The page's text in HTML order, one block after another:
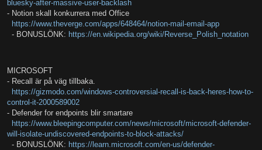
bluesky-after-massive-user-backlash
- Notion skall konkurrera med Office
https://www.theverge.com/apps/648464/notion-mail-email-app
- BONUSLÖNK: https://en.wikipedia.org/wiki/Reverse_Polish_notation
MICROSOFT
- Recall är på väg tillbaka.
https://gizmodo.com/windows-controversial-recall-is-back-heres-how-to-
control-it-2000589002
- Defender for endpoints blir smartare
https://www.bleepingcomputer.com/news/microsoft/microsoft-defender-
will-isolate-undiscovered-endpoints-to-block-attacks/
- BONUSLÖNK: https://learn.microsoft.com/en-us/defender-